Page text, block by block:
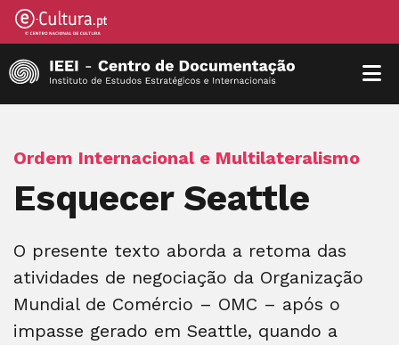
Ordem Internacional e Multilateralismo
Esquecer Seattle
O presente texto aborda a retoma das
atividades de negociação da Organização
Mundial de Comércio – OMC – após o
impasse gerado em Seattle, quando a